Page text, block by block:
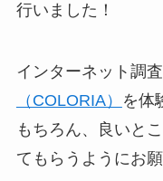
行いました！
インターネット調
（COLORIA）
を体
もちろん、良いと
てもらうようにお願